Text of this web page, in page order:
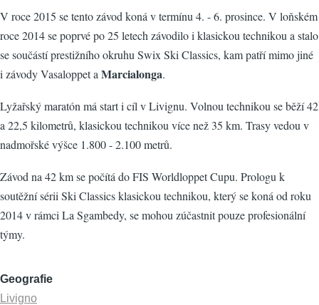
V roce 2015 se tento závod koná v termínu 4. - 6. prosince. V loňském
roce 2014 se poprvé po 25 letech závodilo i klasickou technikou a stalo
se součástí prestižního okruhu Swix Ski Classics, kam patří mimo jiné
i závody Vasaloppet a Marcialonga.
Lyžařský maratón má start i cíl v Livignu. Volnou technikou se běží 42
a 22,5 kilometrů, klasickou technikou více než 35 km. Trasy vedou v
nadmořské výšce 1.800 - 2.100 metrů.
Závod na 42 km se počítá do FIS Worldloppet Cupu. Prologu k
soutěžní sérii Ski Classics klasickou technikou, který se koná od roku
2014 v rámci La Sgambedy, se mohou zúčastnit pouze profesionální
týmy.
Geografie
Livigno